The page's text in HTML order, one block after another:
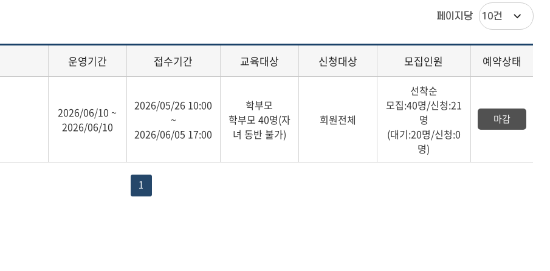
페이지당
운영기간 접수기간 교육대상 신청대상 모집인원 예약상태
2026/06/10 ~
2026/06/10
2026/05/26 10:00
~
2026/06/05 17:00
학부모
학부모 40명(자
녀 동반 불가)
회원전체
선착순
모집:40명/신청:21
명
(대기:20명/신청:0
명)
마감
1